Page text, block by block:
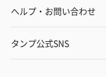
ヘルプ・お問い合わせ
タンプ公式SNS